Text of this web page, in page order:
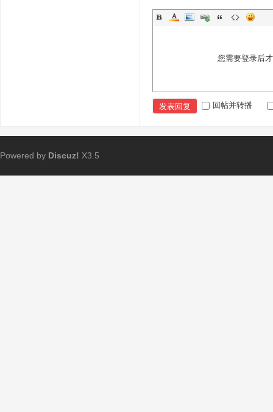
您需要登录后
发表回复 回帖并转播
Powered by Discuz! X3.5